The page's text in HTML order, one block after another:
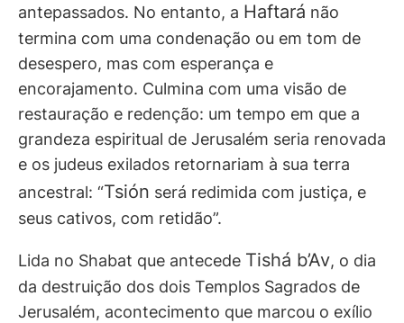
antepassados. No entanto, a Haftará não
termina com uma condenação ou em tom de
desespero, mas com esperança e
encorajamento. Culmina com uma visão de
restauração e redenção: um tempo em que a
grandeza espiritual de Jerusalém seria renovada
e os judeus exilados retornariam à sua terra
ancestral: “Tsión será redimida com justiça, e
seus cativos, com retidão”.
Lida no Shabat que antecede Tishá b’Av, o dia
da destruição dos dois Templos Sagrados de
Jerusalém, acontecimento que marcou o exílio